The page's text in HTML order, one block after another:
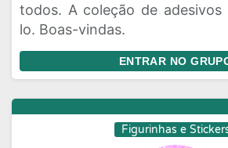
todos. A coleção de adesivos
lo. Boas-vindas.
ENTRAR NO
Figurinhas e